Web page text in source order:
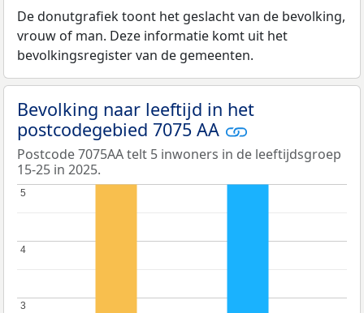
De donutgrafiek toont het geslacht van de bevolking,
vrouw of man. Deze informatie komt uit het
bevolkingsregister van de gemeenten.
Bevolking naar leeftijd in het
postcodegebied 7075 AA
Postcode 7075AA telt 5 inwoners in de leeftijdsgroep
15-25 in 2025.
3
3
4
4
5
5